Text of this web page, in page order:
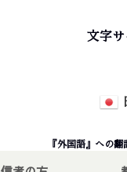
文字サ
『外国語』への